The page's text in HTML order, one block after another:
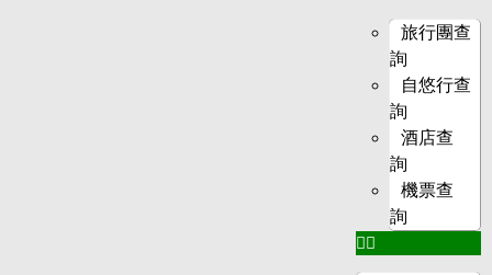
旅行團查
詢
自悠行查
詢
酒店查
詢
機票查
詢